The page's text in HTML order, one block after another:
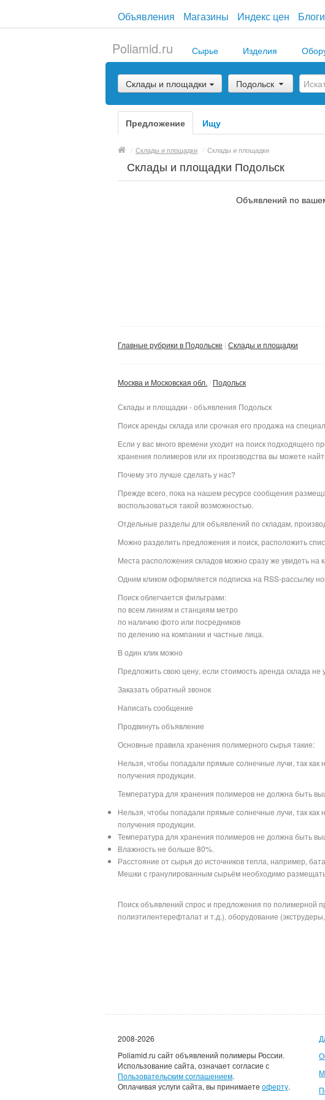
Объявления Магазины Индекс цен Блоги
Poliamid.ru Сырье Изделия
Склады и площадки Подольск
Предложение Ищу
/ Склады и площадки / Склады и площадки
Склады и площадки Подольск
Объявлений по
Главные рубрики в Подольске Склады и площадки
Москва и Московская обл. Подольск
Склады и площадки - объявления Подольск
Поиск аренды склада или срочная его продажа на
Если у вас много времени уходит на поиск подходящего
хранения полимеров или их производства вы можете
Почему это лучше сделать у нас?
Прежде всего, пока на нашем ресурсе сообщения
воспользоваться такой возможностью.
Отдельные разделы для объявлений по складам,
Можно разделить предложения и поиск, расположить
Места расположения складов можно сразу же увидеть на
Одним кликом оформляется подписка на RSS-рассылку
Поиск облегчается фильтрами:
по всем линиям и станциям метро
по наличию фото или посредников
по делению на компании и частные лица.
В один клик можно
Предложить свою цену, если стоимость аренда склада не
Заказать обратный звонок
Написать сообщение
Продвинуть объявление
Основные правила хранения полимерного сырья такие:
Нельзя, чтобы попадали прямые солнечные лучи, так как
получения продукции.
Температура для хранения полимеров не должна быть
Нельзя, чтобы попадали прямые солнечные лучи, так как
получения продукции.
Температура для хранения полимеров не должна быть
Влажность не больше 80%.
Расстояние от сырья до источников тепла, например,
Мешки с гранулированным сырьём необходимо
Поиск объявлений спрос и предложения по полимерной
полиэтилентерефталат и т.д.), оборудование
2008-2026
Poliamid.ru сайт объявлений полимеры России.
Использование сайта, означает согласие с
Пользовательским соглашением.
Оплачивая услуги сайта, вы принимаете оферту.